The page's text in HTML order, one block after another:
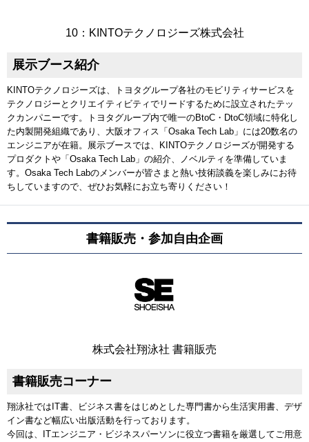
10：KINTOテクノロジーズ株式会社
展示ブース紹介
KINTOテクノロジーズは、トヨタグループ各社のモビリティサービスを
テクノロジーとクリエイティビティでリードするために設立されたテッ
クカンパニーです。トヨタグループ内で唯一のBtoC・DtoC領域に特化し
た内製開発組織であり、大阪オフィス「Osaka Tech Lab」には20数名の
エンジニアが在籍。展示ブースでは、KINTOテクノロジーズが開発する
プロダクトや「Osaka Tech Lab」の紹介、ノベルティを準備していま
す。Osaka Tech Labのメンバーが皆さまと熱い技術談義を楽しみにお待
ちしていますので、ぜひお気軽にお立ち寄りください！
書籍販売・参加自由企画
株式会社翔泳社 書籍販売
書籍販売コーナー
翔泳社ではIT書、ビジネス書をはじめとした専門書から生活実用書、デザ
イン書など幅広い出版活動を行っております。
今回は、ITエンジニア・ビジネスパーソンに役立つ書籍を厳選してご用意